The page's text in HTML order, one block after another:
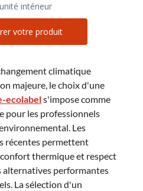
intérieur
votre produit
climatique
majeure, le choix d'une
ecolabels'impose comme
pour les professionnels
Les
récentes permettent
thermique et respect
alternatives performantes
La sélection d'un